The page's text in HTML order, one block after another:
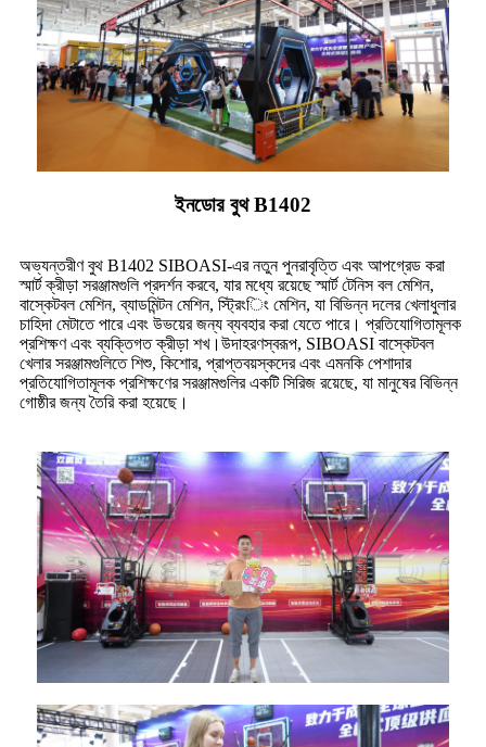
ইনডোর বুথ B1402
অভ্যন্তরীণ বুথ B1402 SIBOASI-এর নতুন পুনরাবৃত্তি এবং আপগ্রেড করা
স্মার্ট ক্রীড়া সরঞ্জামগুলি প্রদর্শন করবে, যার মধ্যে রয়েছে স্মার্ট টেনিস বল মেশিন,
বাস্কেটবল মেশিন, ব্যাডমিন্টন মেশিন, স্ট্রিংিং মেশিন, যা বিভিন্ন দলের খেলাধুলার
চাহিদা মেটাতে পারে এবং উভয়ের জন্য ব্যবহার করা যেতে পারে। প্রতিযোগিতামূলক
প্রশিক্ষণ এবং ব্যক্তিগত ক্রীড়া শখ।উদাহরণস্বরূপ, SIBOASI বাস্কেটবল
খেলার সরঞ্জামগুলিতে শিশু, কিশোর, প্রাপ্তবয়স্কদের এবং এমনকি পেশাদার
প্রতিযোগিতামূলক প্রশিক্ষণের সরঞ্জামগুলির একটি সিরিজ রয়েছে, যা মানুষের বিভিন্ন
গোষ্ঠীর জন্য তৈরি করা হয়েছে।